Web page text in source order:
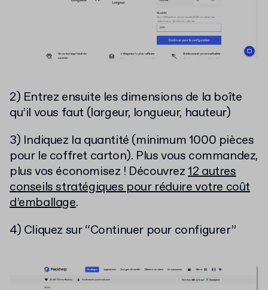
2) Entrez ensuite les dimensions de la boîte
qu’il vous faut (largeur, longueur, hauteur)
3) Indiquez la quantité (minimum 1000 pièces
pour le coffret carton). Plus vous commandez,
plus vos économisez ! Découvrez12 autres
conseils stratégiques pour réduire votre coût
d’emballage.
4) Cliquez sur “Continuer pour configurer”